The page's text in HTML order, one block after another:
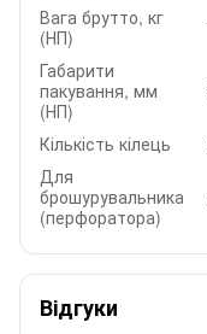
Вага брутто, кг
(НП)
Габарити
пакування, мм
(НП)
Кількість кілець
Для
брошурувальника
(перфоратора)
Відгуки